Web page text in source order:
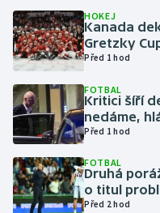
Házená
Jezdectví
Judo
Krasobruslení
Lezení
Lyže a snowboard
HOKEJ
Kanada
Gretzky
Před 1 hod
FOTBAL
Kritici šíří
nedáme,
Před 1 hod
FOTBAL
Druhá
o titul
Před 2 hod